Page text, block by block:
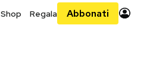
Shop Regala Abbonati